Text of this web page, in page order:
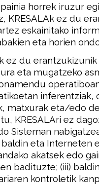
horrek iruzur
KRESALAk ez du
eskainitako
eta horien
ez du
eta mugatzeko
inferentziak,
matxurak eta/edo
KRESALAri ez
Sisteman
baldin eta Interneten
akatsek edo
badituzte; (iii)
kontroletik